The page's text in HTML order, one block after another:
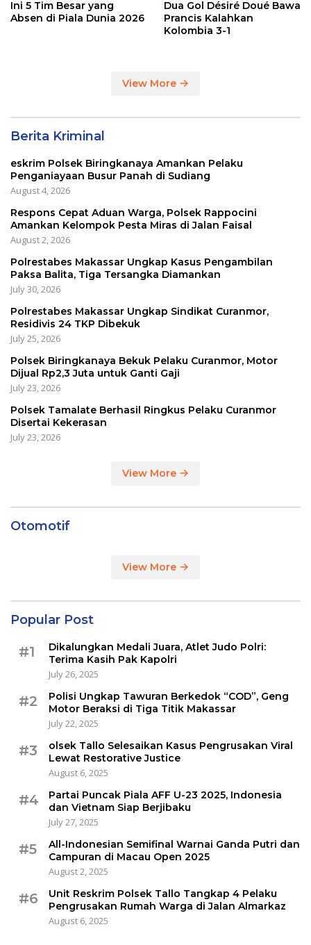
Ini 5 Tim Besar yang
Absen di Piala Dunia 2026
Dua Gol Désiré Doué Bawa
Prancis Kalahkan
Kolombia 3-1
View More
Berita Kriminal
eskrim Polsek Biringkanaya Amankan Pelaku
Penganiayaan Busur Panah di Sudiang
August 4, 2026
Respons Cepat Aduan Warga, Polsek Rappocini
Amankan Kelompok Pesta Miras di Jalan Faisal
August 2, 2026
Polrestabes Makassar Ungkap Kasus Pengambilan
Paksa Balita, Tiga Tersangka Diamankan
July 30, 2026
Polrestabes Makassar Ungkap Sindikat Curanmor,
Residivis 24 TKP Dibekuk
July 25, 2026
Polsek Biringkanaya Bekuk Pelaku Curanmor, Motor
Dijual Rp2,3 Juta untuk Ganti Gaji
July 23, 2026
Polsek Tamalate Berhasil Ringkus Pelaku Curanmor
Disertai Kekerasan
July 23, 2026
View More
Otomotif
View More
Popular Post
#1
Dikalungkan Medali Juara, Atlet Judo Polri:
Terima Kasih Pak Kapolri
July 26, 2025
#2
Polisi Ungkap Tawuran Berkedok “COD”, Geng
Motor Beraksi di Tiga Titik Makassar
July 22, 2025
#3
olsek Tallo Selesaikan Kasus Pengrusakan Viral
Lewat Restorative Justice
August 6, 2025
#4
Partai Puncak Piala AFF U-23 2025, Indonesia
dan Vietnam Siap Berjibaku
July 27, 2025
#5
All-Indonesian Semifinal Warnai Ganda Putri dan
Campuran di Macau Open 2025
August 2, 2025
#6
Unit Reskrim Polsek Tallo Tangkap 4 Pelaku
Pengrusakan Rumah Warga di Jalan Almarkaz
August 6, 2025